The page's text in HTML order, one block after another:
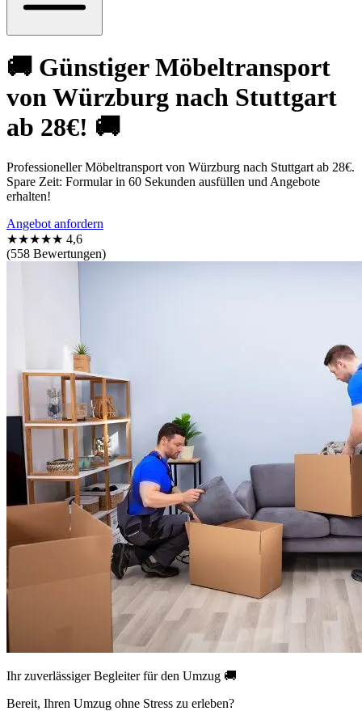
🚚 Günstiger Möbeltransport
von Würzburg nach Stuttgart
ab 28€! 🚚
Professioneller Möbeltransport von Würzburg nach Stuttgart ab 28€.
Spare Zeit: Formular in 60 Sekunden ausfüllen und Angebote
erhalten!
Angebot anfordern
★★★★★ 4,6
(558 Bewertungen)
Ihr zuverlässiger Begleiter für den Umzug 🚚
Bereit, Ihren Umzug ohne Stress zu erleben?